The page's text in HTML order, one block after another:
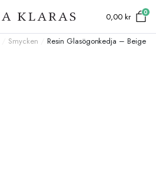
0,00kr 0
Smycken Resin Glasögonkedja – Beige